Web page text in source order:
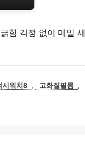
힘 걱정 없이 매일 새
시워치8 , 고화질필름 ,